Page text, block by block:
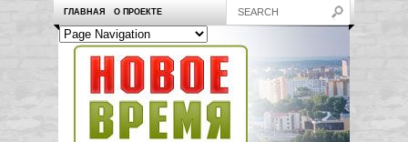
ГЛАВНАЯ О ПРОЕКТЕ